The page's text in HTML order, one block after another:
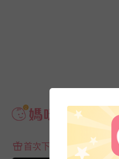
首次下載APP送$100折